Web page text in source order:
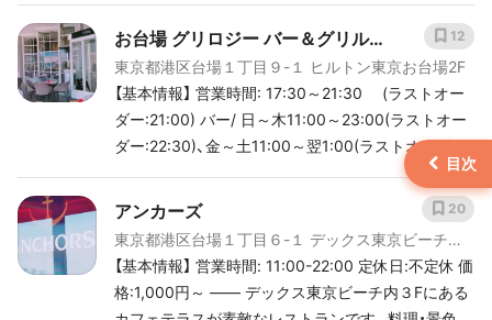
さは間違いないです！外国人観光客の方も多く訪れて
います。
すが、実はアクアシティお台場店は穴場で、スッと入
れます✨ 海を見ながら食べるハンバーガーは最高に
美味しいですよ！お昼御飯選びに迷ったらぜひ訪れて
みてくださいね！
お台場 グリロジー バー＆グリル
Grillogy BAR & Grill
東京都港区台場１丁目９-１ ヒルトン東京お台場2F
【基本情報】 営業時間: 17:30～21:30 (ラストオー
ダー:21:00) バー/ 日～木11:00～23:00(ラストオー
ダー:22:30)、金～土11:00～翌1:00(ラストオーダー:
24:30) ランチ/平日11:00～14:30(ラストオーダー:1
4:00)、土日祝11:30～14:30(ラストオーダー:14:00)
ティータイム/15:00～17:00 定休日:無休 価格:2,00
0円～7,999円 ―― お台場の風景を見ながら気持ち
よくテラス席でランチやティータイムを過ごすこと
のできるお店です！夜は夜景が絶景！ディナーは、シー
12
アンカーズ
東京都港区台場１丁目６-１ デックス東京ビーチシ
ーサイドモール 3F
【基本情報】 営業時間: 11:00-22:00 定休日:不定休 価
格:1,000円～ ―― デックス東京ビーチ内３Fにある
20